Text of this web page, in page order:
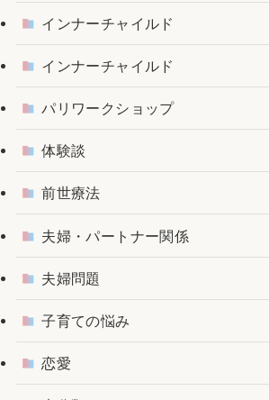
インナーチャイルド
インナーチャイルド
パリワークショップ
体験談
前世療法
夫婦・パートナー関係
夫婦問題
子育ての悩み
恋愛